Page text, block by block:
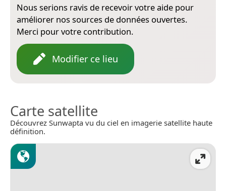
Nous serions ravis de recevoir votre aide pour
améliorer nos sources de données ouvertes.
Merci pour votre contribution.
Modifier ce lieu
Carte satellite
Découvrez Sunwapta vu du ciel en imagerie satellite haute
définition.